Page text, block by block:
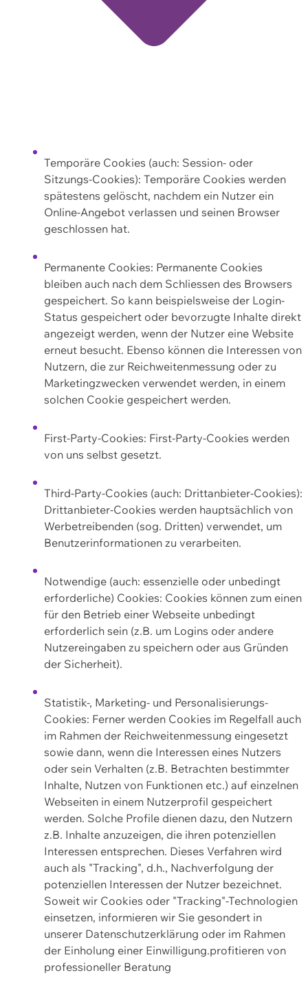
Temporäre Cookies (auch: Session- oder
Sitzungs-Cookies): Temporäre Cookies werden
spätestens gelöscht, nachdem ein Nutzer ein
Online-Angebot verlassen und seinen Browser
geschlossen hat.
Permanente Cookies: Permanente Cookies
bleiben auch nach dem Schliessen des Browsers
gespeichert. So kann beispielsweise der Login-
Status gespeichert oder bevorzugte Inhalte direkt
angezeigt werden, wenn der Nutzer eine Website
erneut besucht. Ebenso können die Interessen von
Nutzern, die zur Reichweitenmessung oder zu
Marketingzwecken verwendet werden, in einem
solchen Cookie gespeichert werden.
First-Party-Cookies: First-Party-Cookies werden
von uns selbst gesetzt.
Third-Party-Cookies (auch: Drittanbieter-Cookies):
Drittanbieter-Cookies werden hauptsächlich von
Werbetreibenden (sog. Dritten) verwendet, um
Benutzerinformationen zu verarbeiten.
Notwendige (auch: essenzielle oder unbedingt
erforderliche) Cookies: Cookies können zum einen
für den Betrieb einer Webseite unbedingt
erforderlich sein (z.B. um Logins oder andere
Nutzereingaben zu speichern oder aus Gründen
der Sicherheit).
Statistik-, Marketing- und Personalisierungs-
Cookies: Ferner werden Cookies im Regelfall auch
im Rahmen der Reichweitenmessung eingesetzt
sowie dann, wenn die Interessen eines Nutzers
oder sein Verhalten (z.B. Betrachten bestimmter
Inhalte, Nutzen von Funktionen etc.) auf einzelnen
Webseiten in einem Nutzerprofil gespeichert
werden. Solche Profile dienen dazu, den Nutzern
z.B. Inhalte anzuzeigen, die ihren potenziellen
Interessen entsprechen. Dieses Verfahren wird
auch als "Tracking", d.h., Nachverfolgung der
potenziellen Interessen der Nutzer bezeichnet.
Soweit wir Cookies oder "Tracking"-Technologien
einsetzen, informieren wir Sie gesondert in
unserer Datenschutzerklärung oder im Rahmen
der Einholung einer Einwilligung.profitieren von
professioneller Beratung